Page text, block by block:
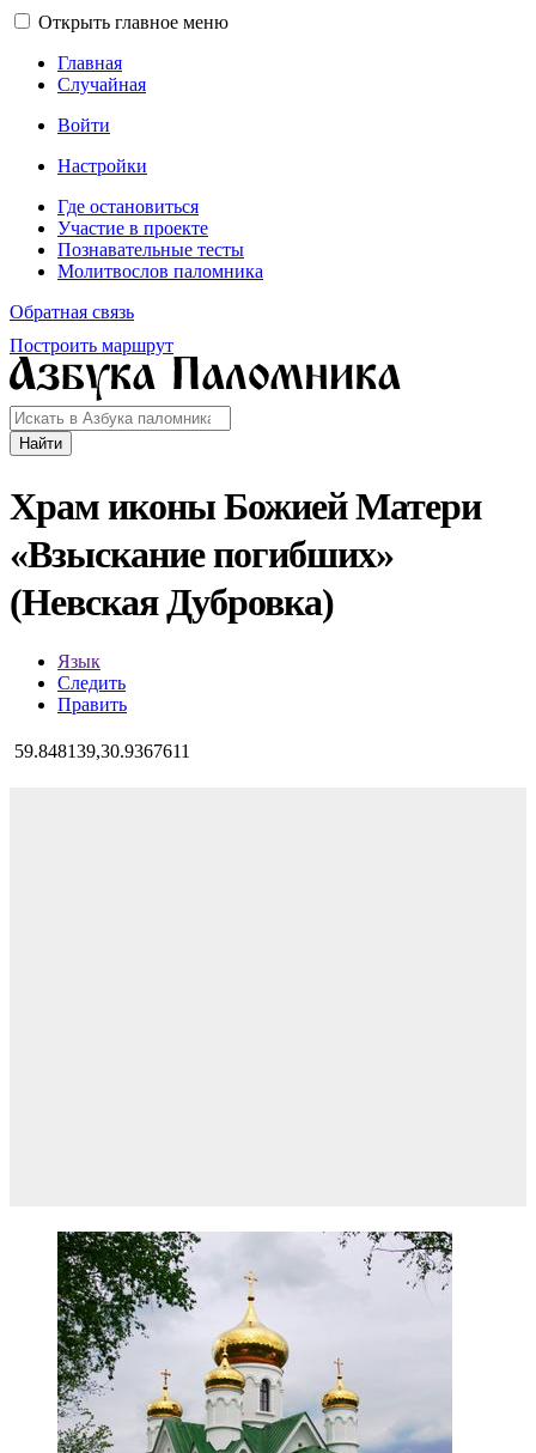
Открыть главное меню
Главная
Случайная
Войти
Настройки
Где остановиться
Участие в проекте
Познавательные тесты
Молитвослов паломника
Обратная связь
Построить маршрут
Найти
Храм иконы Божией Матери
«Взыскание погибших»
(Невская Дубровка)
Язык
Следить
Править
59.848139,30.9367611